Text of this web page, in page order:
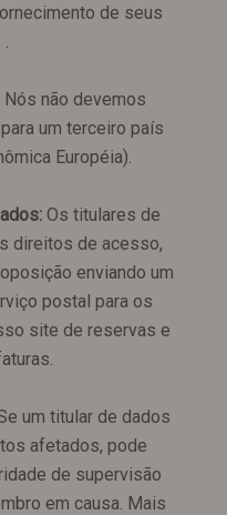
de seus
Nós não devemos
um terceiro país
Européia).
Os titulares de
direitos de acesso,
enviando um
postal para os
site de reservas e
um titular de dados
afetados, pode
de supervisão
em causa. Mais